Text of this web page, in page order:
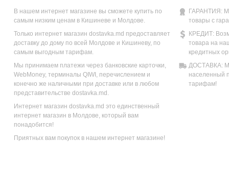
В нашем интернет магазине вы сможете купить по
самым низким ценам в Кишиневе и Молдове.
Только интернет магазин dostavka.md предоставляет
доставку до дому по всей Молдове и Кишиневу, по
самым выгодным тарифам.
Мы принимаем платежи через банковские карточки,
WebMoney, терминалы QIWI, перечислением и
конечно же наличными при доставке или в любом
представительстве dostavka.md.
Интернет магазин dostavka.md это единственный
интернет магазин в Молдове, который вам
понадобится!
Приятных вам покупок в нашем интернет магазине!
ГАРАНТИЯ:
товары с
КРЕДИТ:
товара на
кредитных
ДОСТАВКА:
населенный
тарифам!